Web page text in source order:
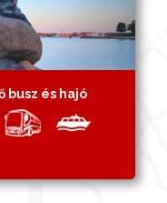
busz és hajó